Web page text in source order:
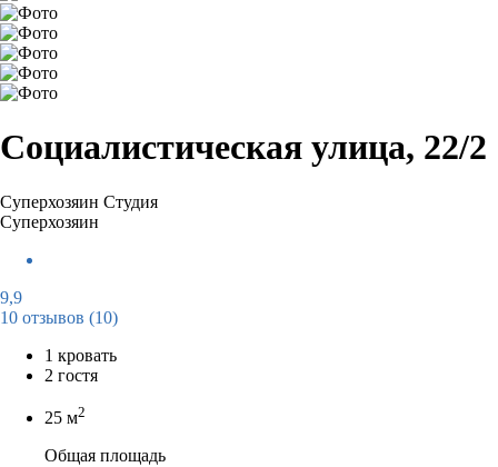
Социалистическая улица, 22/2
Суперхозяин Студия
Суперхозяин
9,9
10 отзывов (10)
1 кровать
2 гостя
25 м2
Общая площадь